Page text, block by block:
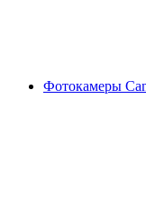
Фотокамеры